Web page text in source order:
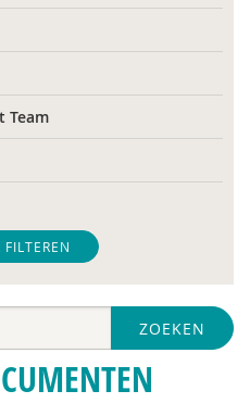
Team
& Samenleving
Disaster Risk Reduction
ZOEKEN